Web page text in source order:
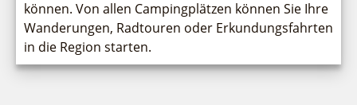
Mein Brandenburg – Infostelen
Unternehmensbetreuung
ILB
Warenkorb
können. Von allen Campingplätzen können Sie Ihre
Wanderungen, Radtouren oder Erkundungsfahrten
in die Region starten.